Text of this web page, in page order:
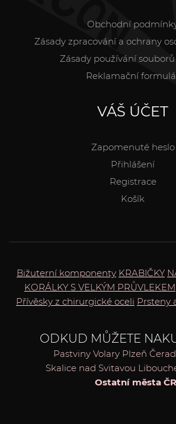
Obchodní
Zásady zpracování a ochrany
Zásady používání
Reklamační
VÁŠ ÚČET
Zapomenuté heslo
Přihlášení
Registrace
Košík
Bižuterní komponenty KRABIČKY
KORÁLKY S VELKÝM PRŮVLEKEM
Přívěsky z chirurgické oceli Prsteny
ODKUD MŮŽETE
Pastviny Volary Plzeň
Skalice nad Svitavou
Ostatní města ČR